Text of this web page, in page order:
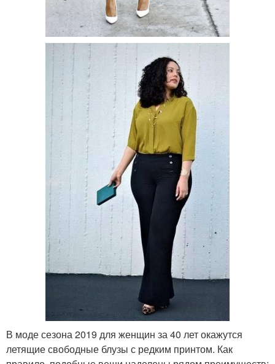
В моде сезона 2019 для женщин за 40 лет окажутся
летящие свободные блузы с редким принтом. Как